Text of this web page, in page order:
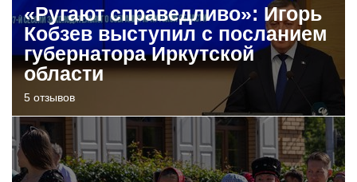
«Ругают справедливо»: Игорь
Кобзев выступил с посланием
губернатора Иркутской
области
5 отзывов